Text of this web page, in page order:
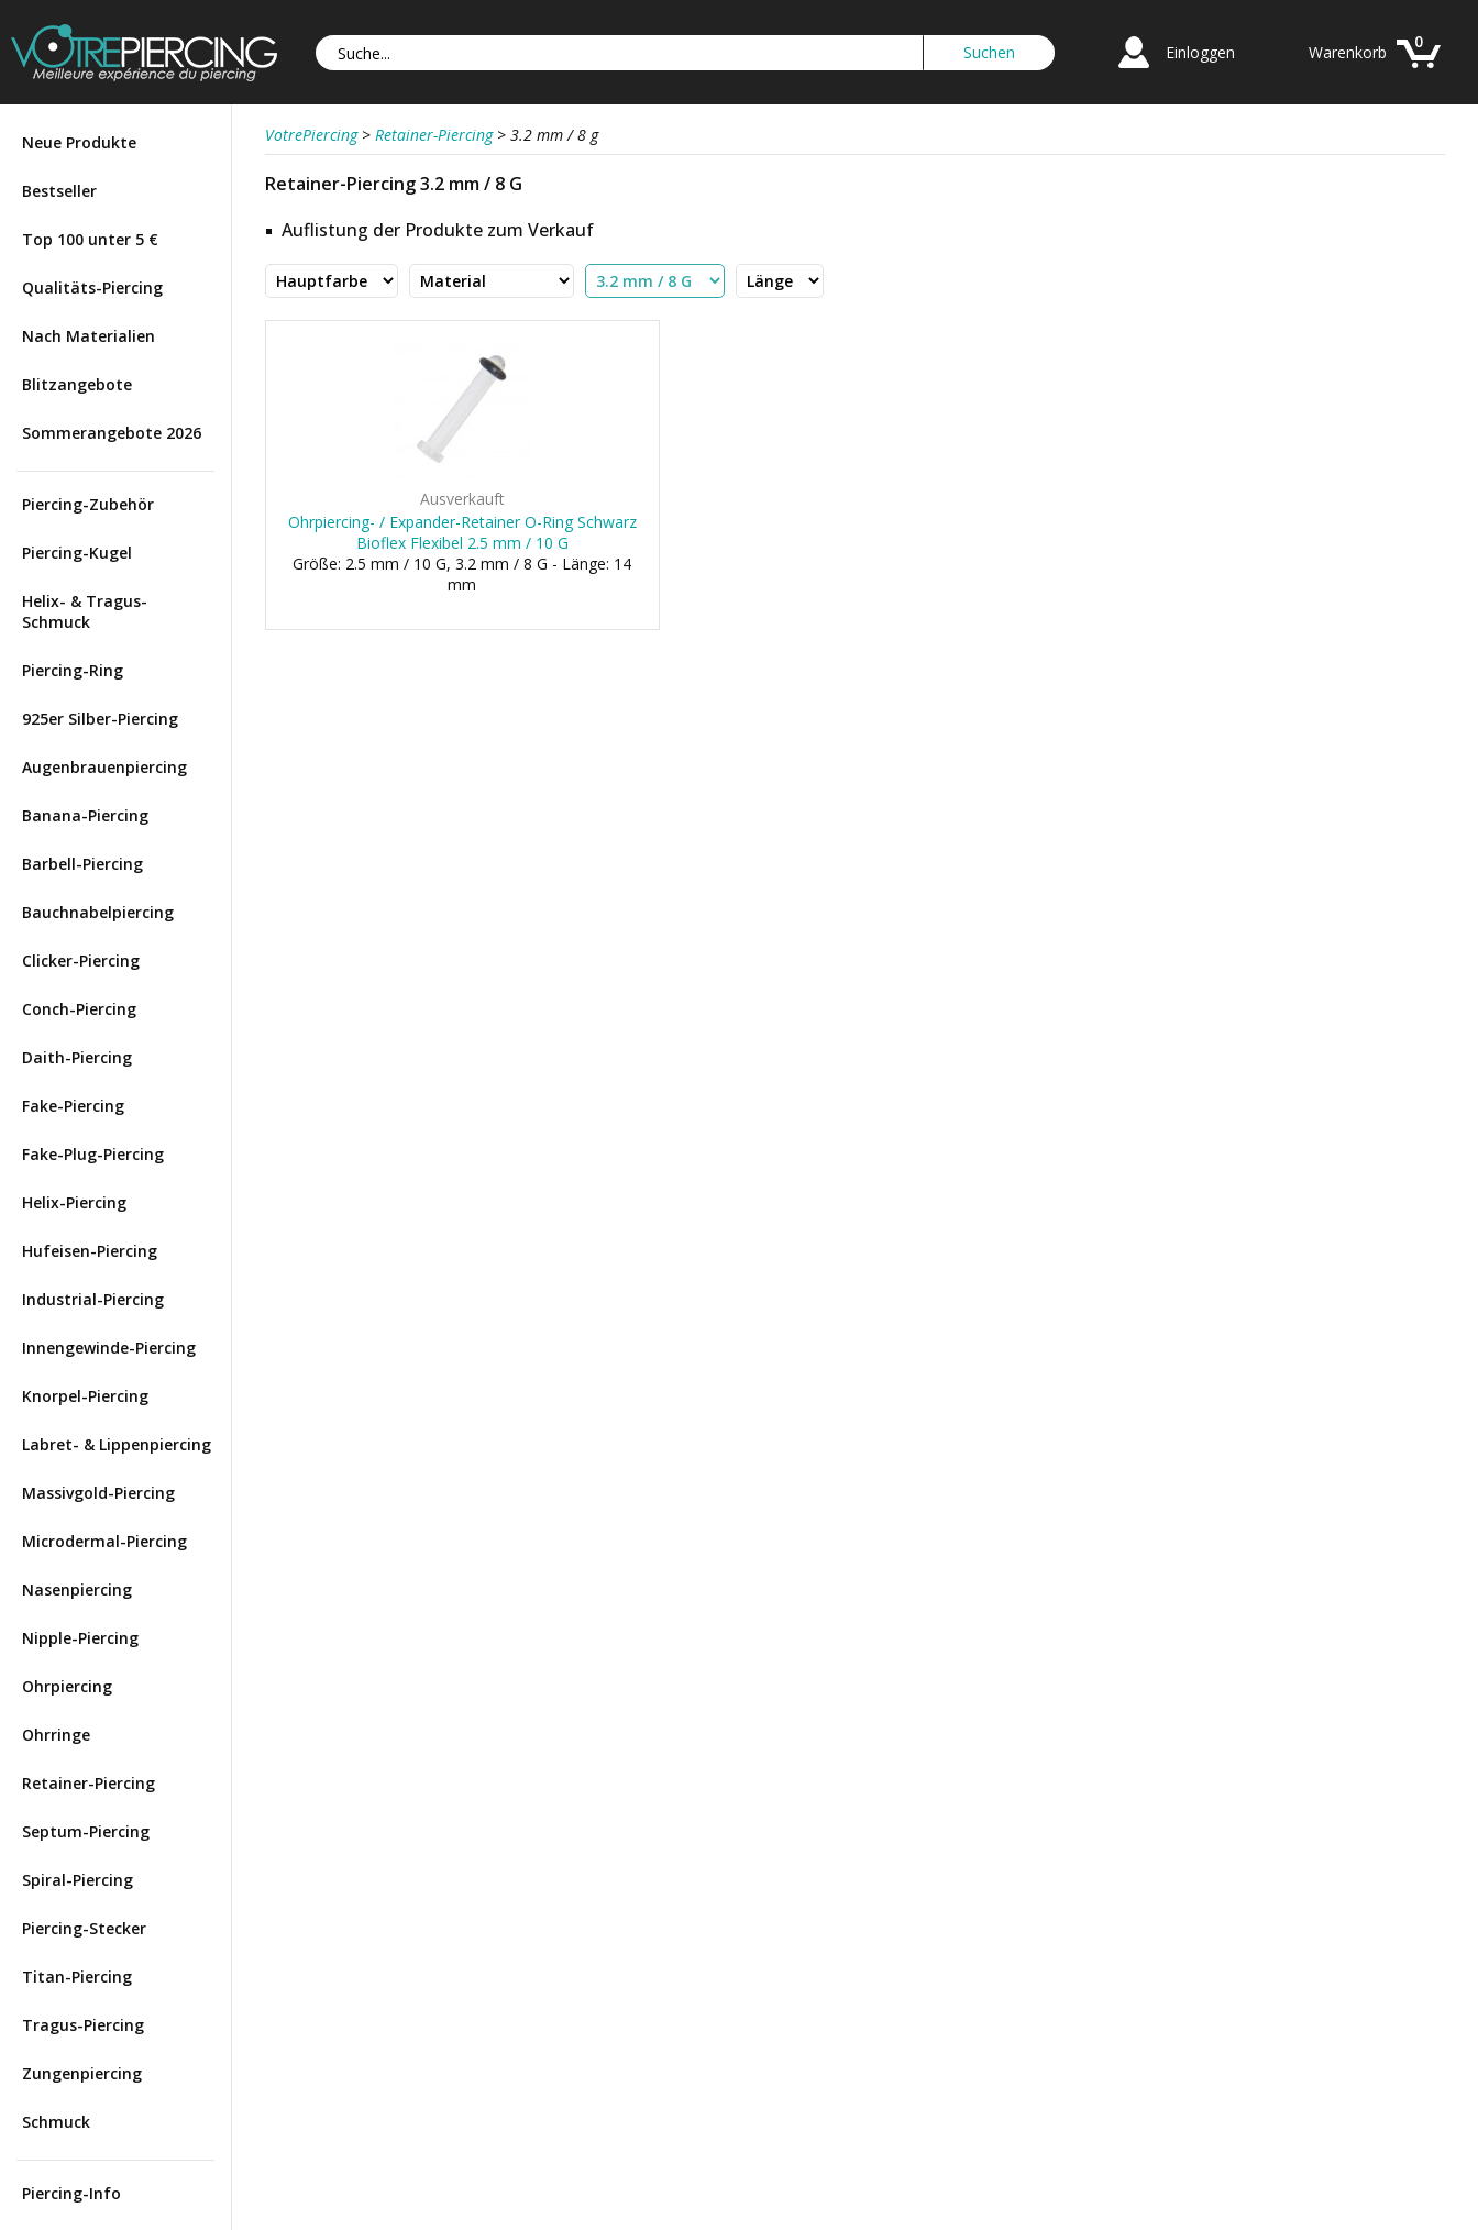
Einloggen
0
Warenkorb
Neue Produkte
Bestseller
Top 100 unter 5 €
Qualitäts-Piercing
Nach Materialien
Blitzangebote
Sommerangebote 2026
Piercing-Zubehör
Piercing-Kugel
Helix- & Tragus-
Schmuck
Piercing-Ring
925er Silber-Piercing
Augenbrauenpiercing
Banana-Piercing
Barbell-Piercing
Bauchnabelpiercing
Clicker-Piercing
Conch-Piercing
Daith-Piercing
Fake-Piercing
Fake-Plug-Piercing
Helix-Piercing
Hufeisen-Piercing
Industrial-Piercing
Innengewinde-Piercing
Knorpel-Piercing
Labret- & Lippenpiercing
Massivgold-Piercing
Microdermal-Piercing
Nasenpiercing
Nipple-Piercing
Ohrpiercing
Ohrringe
Retainer-Piercing
Septum-Piercing
Spiral-Piercing
Piercing-Stecker
Titan-Piercing
Tragus-Piercing
Zungenpiercing
Schmuck
Piercing-Info
VotrePiercing > Retainer-Piercing > 3.2 mm / 8 g
Retainer-Piercing 3.2 mm / 8 G
Auflistung der Produkte zum Verkauf
Ausverkauft
Ohrpiercing- / Expander-Retainer O-Ring Schwarz
Bioflex Flexibel 2.5 mm / 10 G
Größe: 2.5 mm / 10 G, 3.2 mm / 8 G - Länge: 14
mm